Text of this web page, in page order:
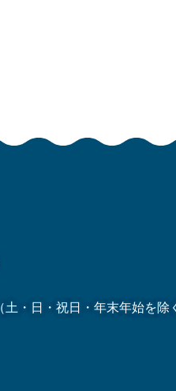
（土・日・祝日・年末年始を除